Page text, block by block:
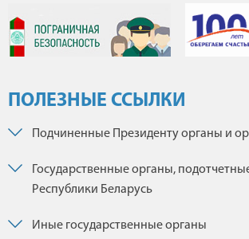
ПОЛЕЗНЫЕ ССЫЛКИ
Подчиненные Президенту органы и
Государственные органы,
Республики Беларусь
Иные государственные органы